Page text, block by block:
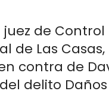
de
de Las
contra de
delito